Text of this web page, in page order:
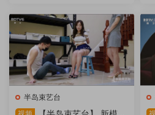
半岛束艺台